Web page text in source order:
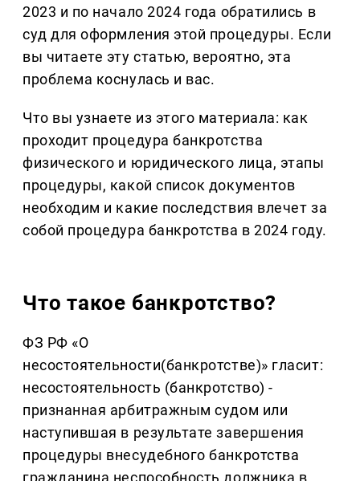
2023 и по начало 2024 года обратились в
суд для оформления этой процедуры. Если
вы читаете эту статью, вероятно, эта
проблема коснулась и вас.
Что вы узнаете из этого материала: как
проходит процедура банкротства
физического и юридического лица, этапы
процедуры, какой список документов
необходим и какие последствия влечет за
собой процедура банкротства в 2024 году.
Что такое банкротство?
ФЗ РФ «О
несостоятельности(банкротстве)» гласит:
несостоятельность (банкротство) -
признанная арбитражным судом или
наступившая в результате завершения
процедуры внесудебного банкротства
гражданина неспособность должника в